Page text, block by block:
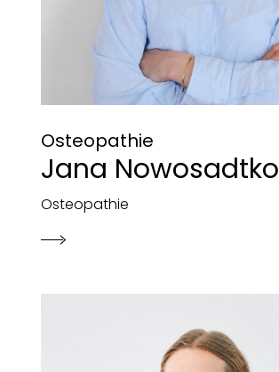
Osteopathie
Jana Nowosadtko
Osteopathie